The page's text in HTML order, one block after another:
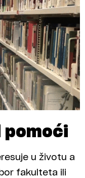
pomoći
u životu a
fakulteta ili